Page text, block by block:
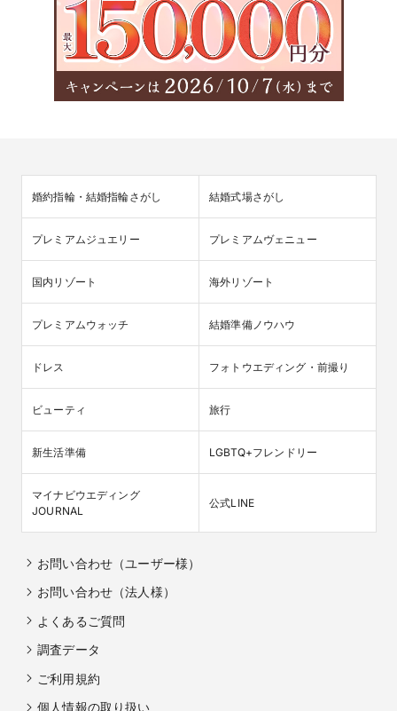
婚約指輪・結婚指輪さがし 結婚式場さがし
プレミアムジュエリー プレミアムヴェニュー
国内リゾート 海外リゾート
プレミアムウォッチ 結婚準備ノウハウ
ドレス フォトウエディング・前撮り
ビューティ 旅行
新生活準備 LGBTQ+フレンドリー
マイナビウエディング
JOURNAL
公式LINE
お問い合わせ（ユーザー様）
お問い合わせ（法人様）
よくあるご質問
調査データ
ご利用規約
個人情報の取り扱い